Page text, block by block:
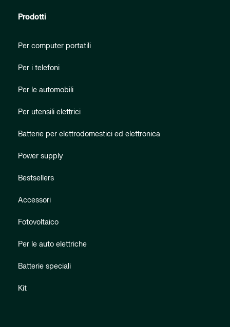
Prodotti
Per computer portatili
Per i telefoni
Per le automobili
Per utensili elettrici
Batterie per elettrodomestici ed elettronica
Power supply
Bestsellers
Accessori
Fotovoltaico
Per le auto elettriche
Batterie speciali
Kit